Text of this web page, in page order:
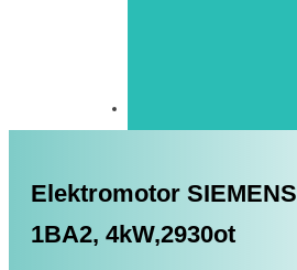
Elektromotor
1BA2, 4kW,2930ot